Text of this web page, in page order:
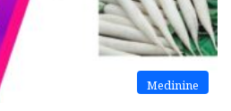
Medinine